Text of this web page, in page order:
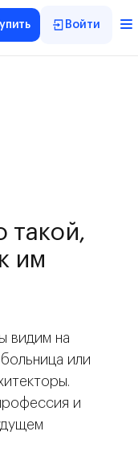
Войти
такой,
им
видим на
или
и